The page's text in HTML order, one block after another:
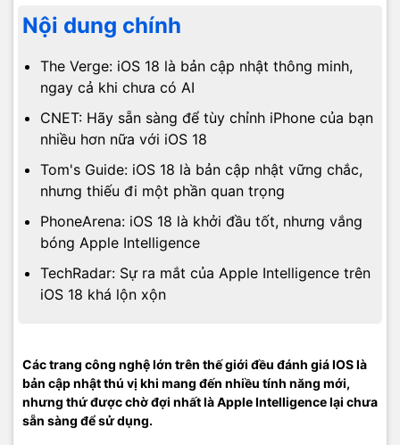
Nội dung chính
The Verge: iOS 18 là bản cập nhật thông minh,
ngay cả khi chưa có AI
CNET: Hãy sẵn sàng để tùy chỉnh iPhone của bạn
nhiều hơn nữa với iOS 18
Tom's Guide: iOS 18 là bản cập nhật vững chắc,
nhưng thiếu đi một phần quan trọng
PhoneArena: iOS 18 là khởi đầu tốt, nhưng vắng
bóng Apple Intelligence
TechRadar: Sự ra mắt của Apple Intelligence trên
iOS 18 khá lộn xộn
Các trang công nghệ lớn trên thế giới đều đánh giá IOS là
bản cập nhật thú vị khi mang đến nhiều tính năng mới,
nhưng thứ được chờ đợi nhất là Apple Intelligence lại chưa
sẵn sàng để sử dụng.